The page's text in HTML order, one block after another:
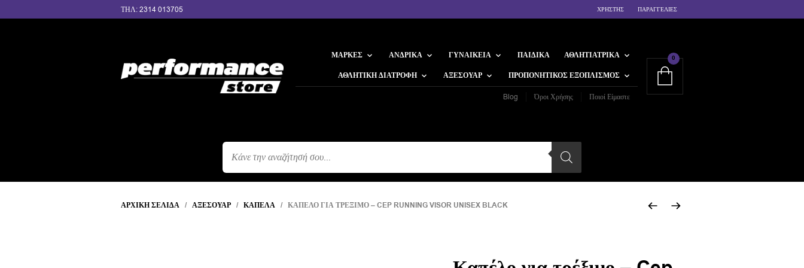
ΤΗΛ: 2314 013705 ΧΡΗΣΤΗΣ ΠΑΡΑΓΓΕΛΙΕΣ
ΜΆΡΚΕΣ ΑΝΔΡΙΚΆ ΓΥΝΑΙΚΕΊΑ ΠΑΙΔΙΚΆ
ΑΘΛΗΤΙΑΤΡΙΚΆ
ΑΘΛΗΤΙΚΉ ΔΙΑΤΡΟΦΉ
ΑΞΕΣΟΥΆΡ ΠΡΟΠΟΝΗΤΙΚΌΣ ΕΞΟΠΛΙΣΜΌΣ
Blog Όροι Χρήσης Ποιοί Είμαστε
0
ΑΝΑΖΉΤΗΣΗ
ΠΡΟΪΌΝΤΩΝ
ΑΡΧΙΚΉ ΣΕΛΊΔΑ / ΑΞΕΣΟΥΆΡ / ΚΑΠΈΛΑ / ΚΑΠΈΛΟ ΓΙΑ ΤΡΈΞΙΜΟ – CEP RUNNING VISOR UNISEX BLACK